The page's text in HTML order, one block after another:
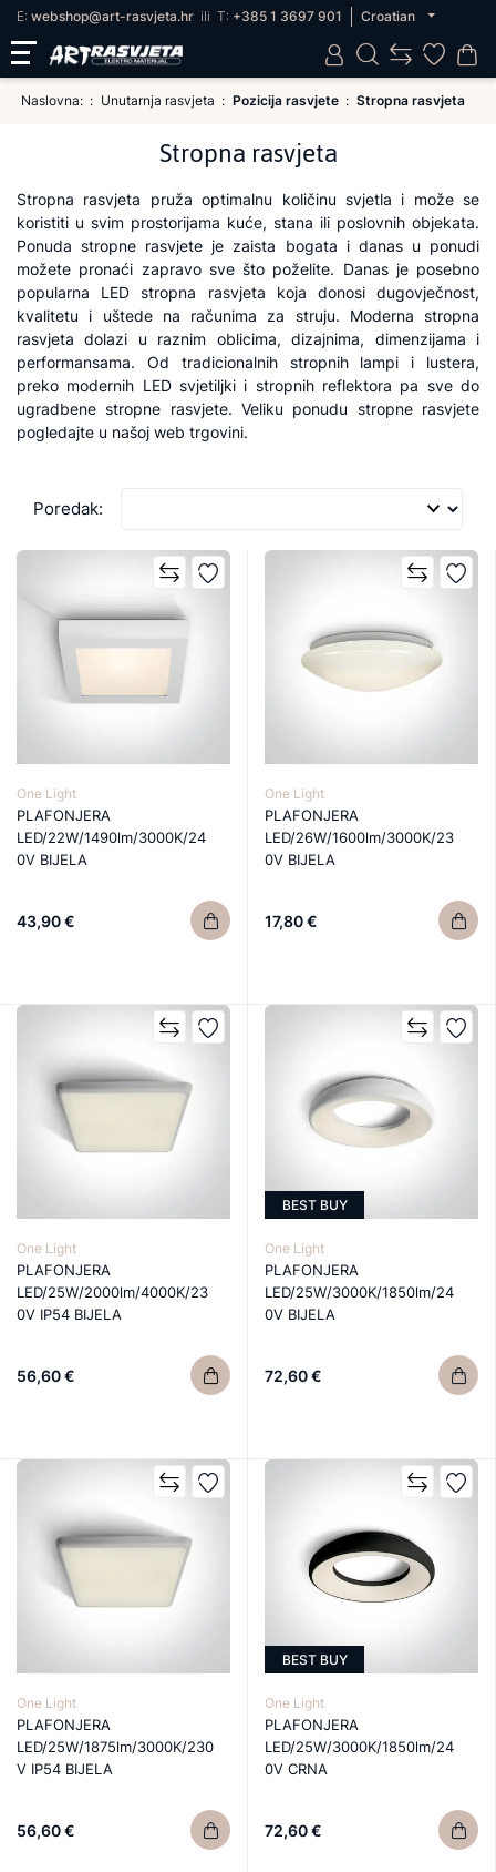
E: webshop@art-rasvjeta.hr ili T: +385 1 3697 901 Croatian
Naslovna: Unutarnja rasvjeta Pozicija rasvjete Stropna rasvjeta
Stropna rasvjeta
Stropna rasvjeta pruža optimalnu količinu svjetla i može se
koristiti u svim prostorijama kuće, stana ili poslovnih objekata.
Ponuda stropne rasvjete je zaista bogata i danas u ponudi
možete pronaći zapravo sve što poželite. Danas je posebno
popularna LED stropna rasvjeta koja donosi dugovječnost,
kvalitetu i uštede na računima za struju. Moderna stropna
rasvjeta dolazi u raznim oblicima, dizajnima, dimenzijama i
performansama. Od tradicionalnih stropnih lampi i lustera,
preko modernih LED svjetiljki i stropnih reflektora pa sve do
ugradbene stropne rasvjete. Veliku ponudu stropne rasvjete
pogledajte u našoj web trgovini.
Poredak:
One Light
PLAFONJERA
LED/22W/1490lm/3000K/24
0V BIJELA
43,90 €
One Light
PLAFONJERA
LED/26W/1600lm/3000K/23
0V BIJELA
17,80 €
One Light
PLAFONJERA
LED/25W/2000lm/4000K/23
0V IP54 BIJELA
56,60 €
BEST BUY
One Light
PLAFONJERA
LED/25W/3000K/1850lm/24
0V BIJELA
72,60 €
One Light
PLAFONJERA
LED/25W/1875lm/3000K/230
V IP54 BIJELA
56,60 €
BEST BUY
One Light
PLAFONJERA
LED/25W/3000K/1850lm/24
0V CRNA
72,60 €